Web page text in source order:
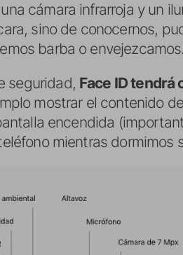
cámara infrarroja y un
sino de conocernos,
barba o envejezcamos.
seguridad, Face ID tendrá
mostrar el contenido
encendida
mientras dormimos